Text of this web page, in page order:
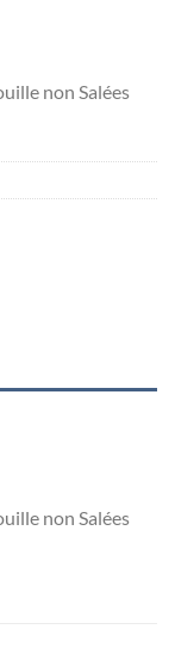
non Salées
non Salées